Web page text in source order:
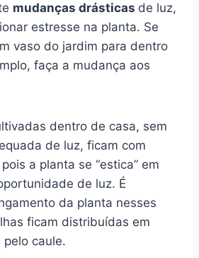
mudanças drásticas de luz,
estresse na planta. Se
vaso do jardim para dentro
faça a mudança aos
dentro de casa, sem
de luz, ficam com
pois a planta se “estica” em
de luz. É
da planta nesses
ficam distribuídas em
pelo caule.